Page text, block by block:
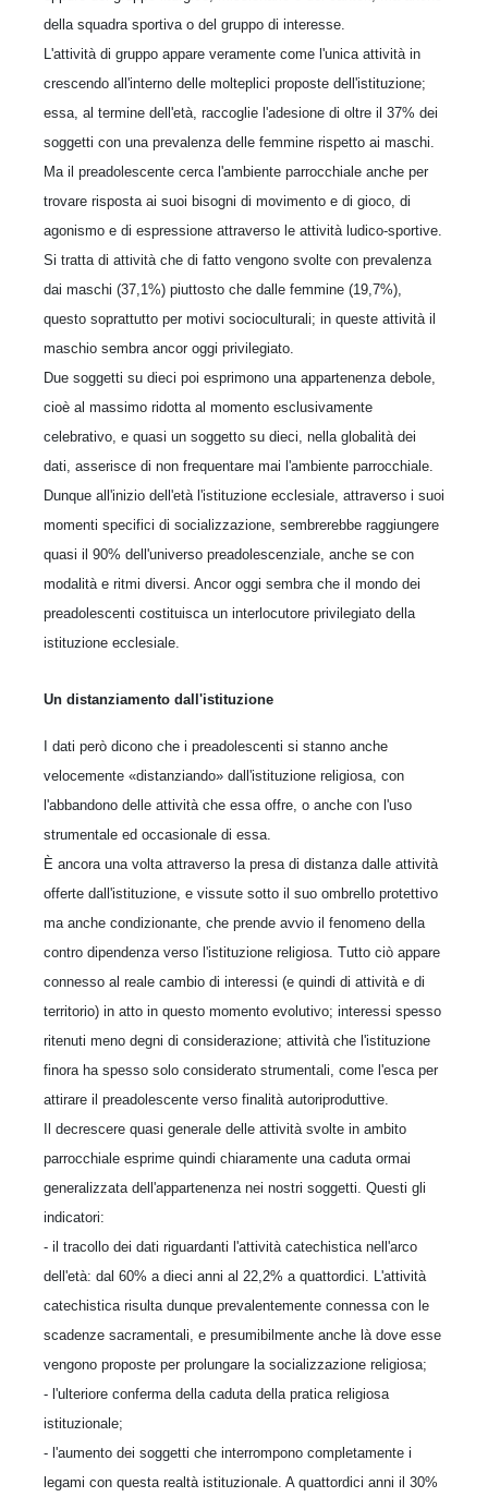
della squadra sportiva o del gruppo di interesse.
L'attività di gruppo appare veramente come l'unica attività in
crescendo all'interno delle molteplici proposte dell'istituzione;
essa, al termine dell'età, raccoglie l'adesione di oltre il 37% dei
soggetti con una prevalenza delle femmine rispetto ai maschi.
Ma il preadolescente cerca l'ambiente parrocchiale anche per
trovare risposta ai suoi bisogni di movimento e di gioco, di
agonismo e di espressione attraverso le attività ludico-sportive.
Si tratta di attività che di fatto vengono svolte con prevalenza
dai maschi (37,1%) piuttosto che dalle femmine (19,7%),
questo soprattutto per motivi socioculturali; in queste attività il
maschio sembra ancor oggi privilegiato.
Due soggetti su dieci poi esprimono una appartenenza debole,
cioè al massimo ridotta al momento esclusivamente
celebrativo, e quasi un soggetto su dieci, nella globalità dei
dati, asserisce di non frequentare mai l'ambiente parrocchiale.
Dunque all'inizio dell'età l'istituzione ecclesiale, attraverso i suoi
momenti specifici di socializzazione, sembrerebbe raggiungere
quasi il 90% dell'universo preadolescenziale, anche se con
modalità e ritmi diversi. Ancor oggi sembra che il mondo dei
preadolescenti costituisca un interlocutore privilegiato della
istituzione ecclesiale.
Un distanziamento dall'istituzione
I dati però dicono che i preadolescenti si stanno anche
velocemente «distanziando» dall'istituzione religiosa, con
l'abbandono delle attività che essa offre, o anche con l'uso
strumentale ed occasionale di essa.
È ancora una volta attraverso la presa di distanza dalle attività
offerte dall'istituzione, e vissute sotto il suo ombrello protettivo
ma anche condizionante, che prende avvio il fenomeno della
contro dipendenza verso l'istituzione religiosa. Tutto ciò appare
connesso al reale cambio di interessi (e quindi di attività e di
territorio) in atto in questo momento evolutivo; interessi spesso
ritenuti meno degni di considerazione; attività che l'istituzione
finora ha spesso solo considerato strumentali, come l'esca per
attirare il preadolescente verso finalità autoriproduttive.
Il decrescere quasi generale delle attività svolte in ambito
parrocchiale esprime quindi chiaramente una caduta ormai
generalizzata dell'appartenenza nei nostri soggetti. Questi gli
indicatori:
- il tracollo dei dati riguardanti l'attività catechistica nell'arco
dell'età: dal 60% a dieci anni al 22,2% a quattordici. L'attività
catechistica risulta dunque prevalentemente connessa con le
scadenze sacramentali, e presumibilmente anche là dove esse
vengono proposte per prolungare la socializzazione religiosa;
- l'ulteriore conferma della caduta della pratica religiosa
istituzionale;
- l'aumento dei soggetti che interrompono completamente i
legami con questa realtà istituzionale. A quattordici anni il 30%